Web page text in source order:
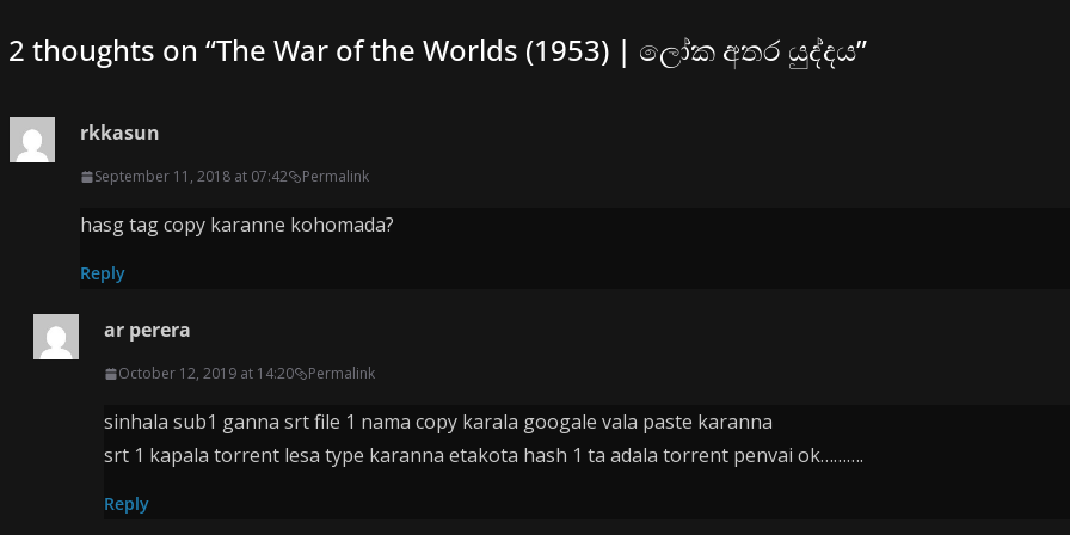
2 thoughts on “The War of the Worlds (1953) | ලෝක අතර යුද්දය”
rkkasun
September 11, 2018 at 07:42 Permalink
hasg tag copy karanne kohomada?
Reply
ar perera
October 12, 2019 at 14:20 Permalink
sinhala sub1 ganna srt file 1 nama copy karala googale vala paste karanna
srt 1 kapala torrent lesa type karanna etakota hash 1 ta adala torrent penvai ok……….
Reply